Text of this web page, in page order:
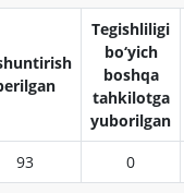
Tegishliligi
bo‘yich
boshqa
tahkilotga
yuborilgan
93 0